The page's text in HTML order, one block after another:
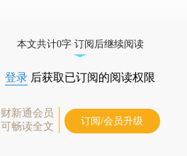
本文共计0字 订阅后继续阅读
登录 后获取已订阅的阅读权限
财新通会员
可畅读全文
订阅/会员升级